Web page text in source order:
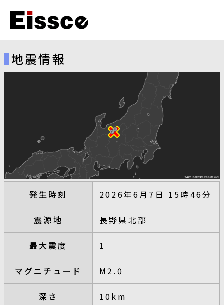
地震情報
発生時刻 2026年6月7日 15時46分
震源地 長野県北部
最大震度 1
マグニチュード M2.0
深さ 10km